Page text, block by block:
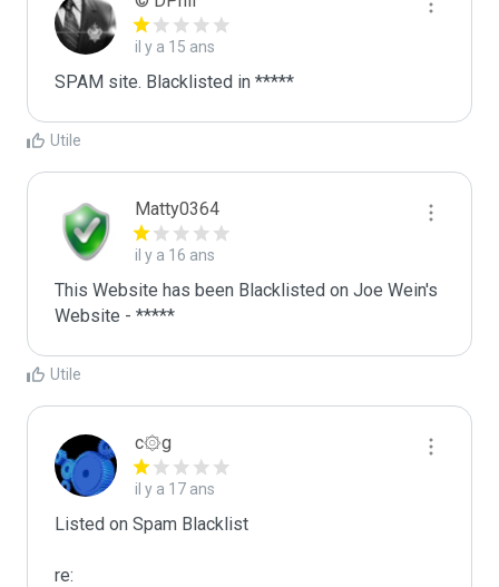
il y a 15 ans
SPAM site. Blacklisted in *****
Utile
Matty0364
il y a 16 ans
This Website has been Blacklisted on Joe Wein's
Website - *****
Utile
c۞g
il y a 17 ans
Listed on Spam Blacklist
re: